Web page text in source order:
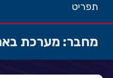
תפריט
מחבר: מערכת